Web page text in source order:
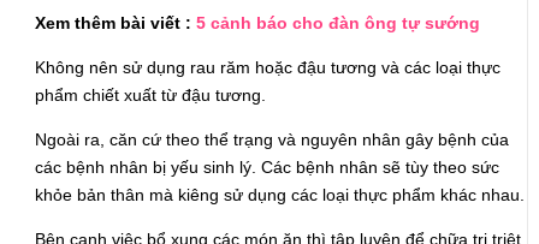
Xem thêm bài viết : 5 cảnh báo cho đàn ông tự sướng
Không nên sử dụng rau răm hoặc đậu tương và các loại thực
phẩm chiết xuất từ đậu tương.
Ngoài ra, căn cứ theo thể trạng và nguyên nhân gây bệnh của
các bệnh nhân bị yếu sinh lý. Các bệnh nhân sẽ tùy theo sức
khỏe bản thân mà kiêng sử dụng các loại thực phẩm khác nhau.
Bên cạnh việc bổ xung các món ăn thì tập luyện để chữa trị triệt